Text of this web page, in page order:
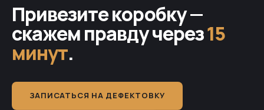
Привезите коробку —
скажем правду через15
минут.
ЗАПИСАТЬСЯ НА ДЕФЕКТОВКУ